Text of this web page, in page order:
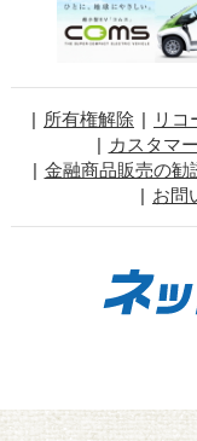
所有権解除 リコ
カスタマ
金融商品販売の勧
お問